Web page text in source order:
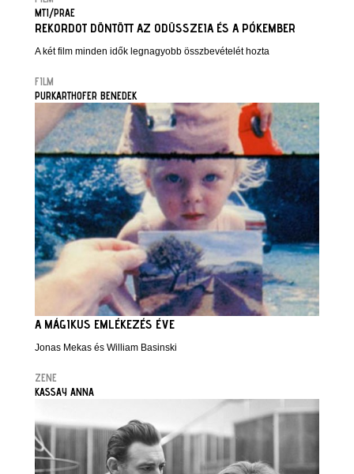
MTI/PRAE
REKORDOT DÖNTÖTT AZ ODÜSSZEIA ÉS A PÓKEMBER
A két film minden idők legnagyobb összbevételét hozta
FILM
PURKARTHOFER BENEDEK
A MÁGIKUS EMLÉKEZÉS ÉVE
Jonas Mekas és William Basinski
ZENE
KASSAY ANNA